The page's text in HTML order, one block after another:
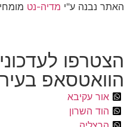
האתר נבנה ע"י מדיה-נט
הצטרפו
הוואטסאפ
אור עקיבא
הוד השרון